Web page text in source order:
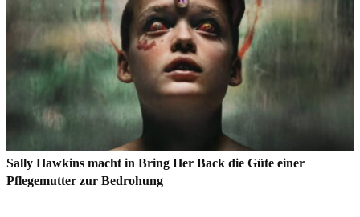
Sally Hawkins macht in Bring Her Back die Güte einer
Pflegemutter zur Bedrohung